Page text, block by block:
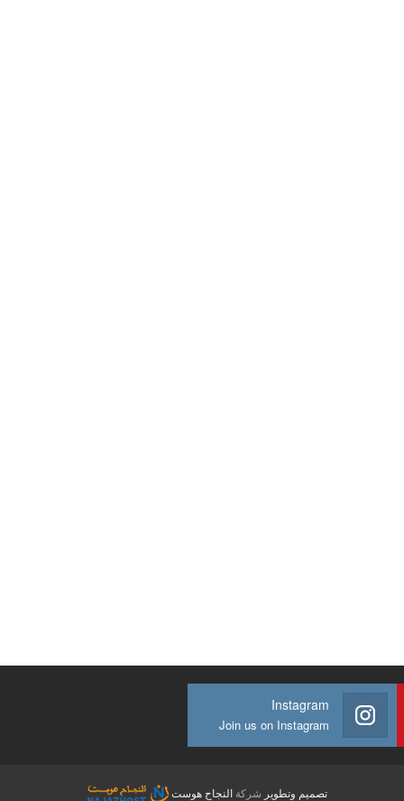
Instagram
Join us on Instagram
تصميم وتطوير شركة النجاح هوست